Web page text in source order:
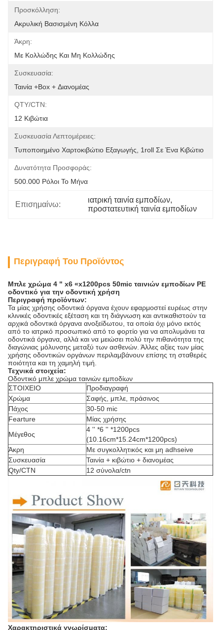
Προσκόλληση:
Ακρυλική Βασισμένη Κόλλα
Άκρη:
Με Κολλώδης Και Μη Κολλώδης
Συσκευασία:
Ταινία +box + Διανομέας
QTY/CTN:
12 Κιβώτια
Συσκευασία Λεπτομέρειες:
Τυποποιημένο Χαρτοκιβώτιο Εξαγωγής, 1roll Σε Ένα Κιβώτιο
Δυνατότητα Προσφοράς:
500.000 Ρόλοι Το Μήνα
Επισημαίνω:
ιατρική ταινία εμποδίων,
προστατευτική ταινία εμποδίων
Περιγραφή Του Προϊόντος
Μπλε χρώμα 4 " x6 «x1200pcs 50mic ταινιών εμποδίων PE
οδοντικό για την οδοντική χρήση
Περιγραφή προϊόντων:
Τα μίας χρήσης οδοντικά όργανα έχουν εφαρμοστεί ευρέως στην
κλινικές οδοντικές εξέταση και τη διάγνωση και αντικαθιστούν τα
αρχικά οδοντικά όργανα ανοξείδωτου, τα οποία όχι μόνο εκτός
από το ιατρικό προσωπικό από το φορτίο για να απολυμάνει τα
οδοντικά όργανα, αλλά και να μειώσει πολύ την πιθανότητα της
διαγώνιας μόλυνσης μεταξύ των ασθενών. Άλλες αξίες των μίας
χρήσης οδοντικών οργάνων περιλαμβάνουν επίσης τη σταθερές
ποιότητα και τη χαμηλή τιμή.
Τεχνικά στοιχεία:
Οδοντικό μπλε χρώμα ταινιών εμποδίων
ΣΤΟΙΧΕΙΟ
Προδιαγραφή
Χρώμα
Σαφής, μπλε, πράσινος
Πάχος
30-50 mic
Fearture
Μίας χρήσης
Μέγεθος
4 '' *6 '' *1200pcs
(10.16cm*15.24cm*1200pcs)
Άκρη
Με συγκολλητικός και μη adhseive
Συσκευασία
Ταινία + κιβώτιο + διανομέας
Qty/CTN
12 σύνολα/ctn
Χαρακτηριστικά γνωρίσματα: